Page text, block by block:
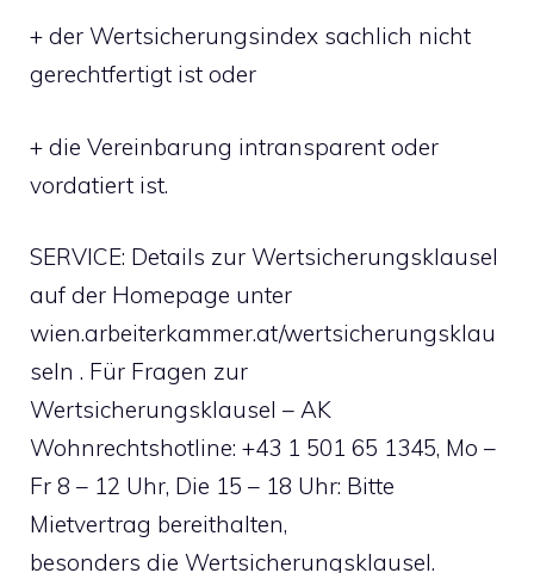
+ der Wertsicherungsindex sachlich nicht
gerechtfertigt ist oder
+ die Vereinbarung intransparent oder
vordatiert ist.
SERVICE: Details zur Wertsicherungsklausel
auf der Homepage unter
wien.arbeiterkammer.at/wertsicherungsklau
seln . Für Fragen zur
Wertsicherungsklausel – AK
Wohnrechtshotline: +43 1 501 65 1345, Mo –
Fr 8 – 12 Uhr, Die 15 – 18 Uhr: Bitte
Mietvertrag bereithalten,
besonders die Wertsicherungsklausel.